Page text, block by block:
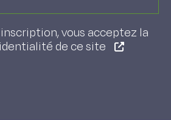
vous acceptez la
de ce site